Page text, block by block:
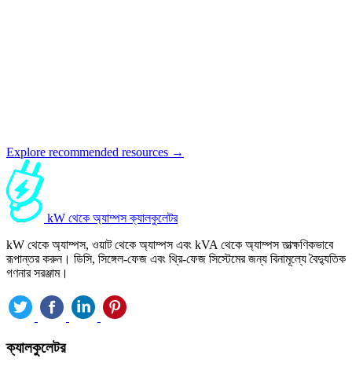
Explore recommended resources →
kW থেকে অ্যাম্পস ক্যালকুলেটর
kW থেকে অ্যাম্পস, ওয়াট থেকে অ্যাম্পস এবং kVA থেকে অ্যাম্পস তাত্ক্ষণিকভাবে
রূপান্তর করুন। ডিসি, সিঙ্গেল-ফেজ এবং থ্রি-ফেজ সিস্টেমের জন্য বিনামূল্যে বৈদ্যুতিক
গণনার সরঞ্জাম।
ক্যালকুলেটর